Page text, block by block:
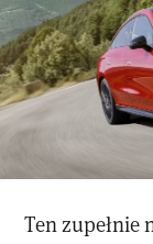
Ten zupełnie